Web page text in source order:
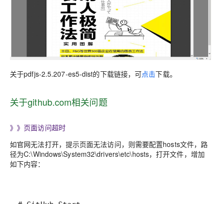
关于pdfjs-2.5.207-es5-dist的下载链接，可点击下载。
关于github.com相关问题
》》页面访问超时
如官网无法打开，提示页面无法访问，则需要配置hosts文件，路
径为C:\Windows\System32\drivers\etc\hosts，打开文件，增加
如下内容：